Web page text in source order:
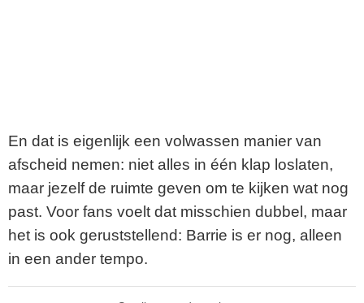
En dat is eigenlijk een volwassen manier van
afscheid nemen: niet alles in één klap loslaten,
maar jezelf de ruimte geven om te kijken wat nog
past. Voor fans voelt dat misschien dubbel, maar
het is ook geruststellend: Barrie is er nog, alleen
in een ander tempo.